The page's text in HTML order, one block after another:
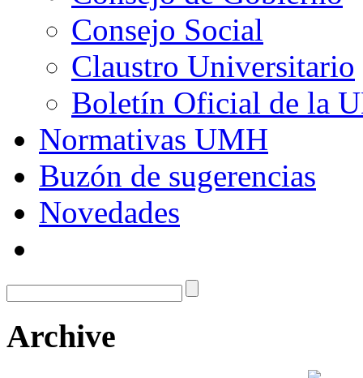
Consejo Social
Claustro Universitario
Boletín Oficial de la
Normativas UMH
Buzón de sugerencias
Novedades
Archive